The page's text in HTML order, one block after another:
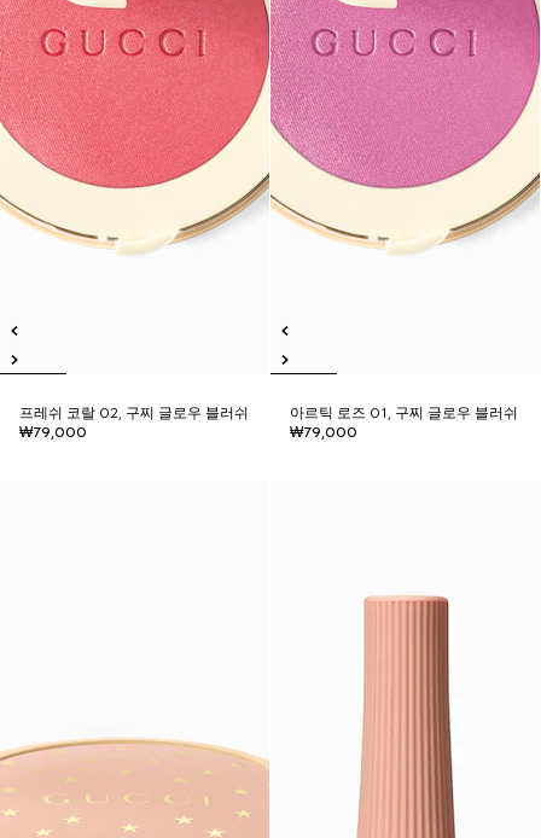
프레쉬 코랄 02, 구찌 글로우 블러쉬
₩79,000
아르틱 로즈 01, 구찌 글로우 블러쉬
₩79,000